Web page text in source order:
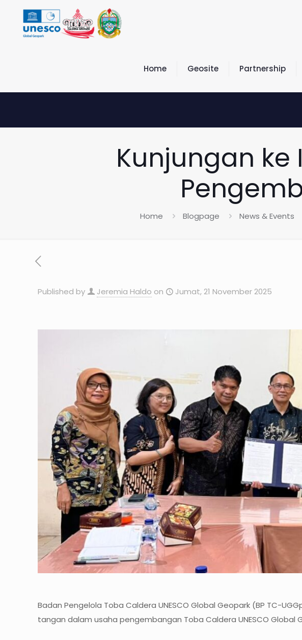
Home Geosite Partnership
Kunjungan ke
Home Blogpage News & Events
Published by Jeremia Haldo on Jumat, 21 November 2025
Badan Pengelola Toba Caldera UNESCO Global Geopark (BP TC-
tangan dalam usaha pengembangan Toba Caldera UNESCO Global